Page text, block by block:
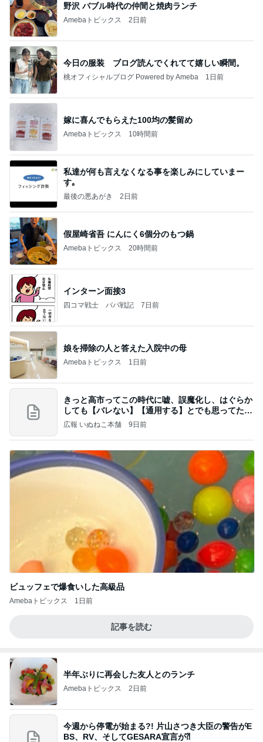
野沢 バブル時代の仲間と焼肉ランチ
Amebaトピックス 2日前
今日の服装 ブログ読んでくれてて嬉しい瞬間。
桃オフィシャルブログ Powered by Ameba 1日前
嫁に喜んでもらえた100均の髪留め
Amebaトピックス 10時間前
私達が何も言えなくなる事を楽しみにしていまー
す｡
最後の悪あがき 2日前
假屋崎省吾 にんにく6個分のもつ鍋
Amebaトピックス 20時間前
インターン面接3
四コマ戦士 パパ戦記 7日前
娘を掃除の人と答えた入院中の母
Amebaトピックス 1日前
きっと高市ってこの時代に嘘、誤魔化し、はぐらか
しても【バレない】【通用する】とでも思ってたん
だろ
広報 いぬねこ本舗 9日前
ビュッフェで爆食いした高級品
Amebaトピックス 1日前
記事を読む
半年ぶりに再会した友人とのランチ
Amebaトピックス 2日前
今週から停電が始まる?! 片山さつき大臣の警告がE
BS、RV、そしてGESARA宣言が⁈